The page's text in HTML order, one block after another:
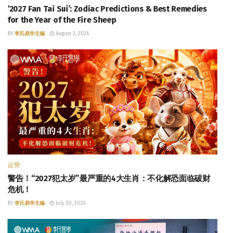
‘2027 Fan Tai Sui’: Zodiac Predictions & Best Remedies
for the Year of the Fire Sheep
BY 李氏易学主编 August 3, 2026
运势
警告！“2027犯太岁”最严重的4大生肖：不化解恐面临破财
危机！
BY 李氏易学主编 July 30, 2026